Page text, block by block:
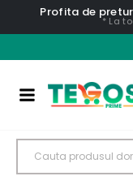
Profita de
* La